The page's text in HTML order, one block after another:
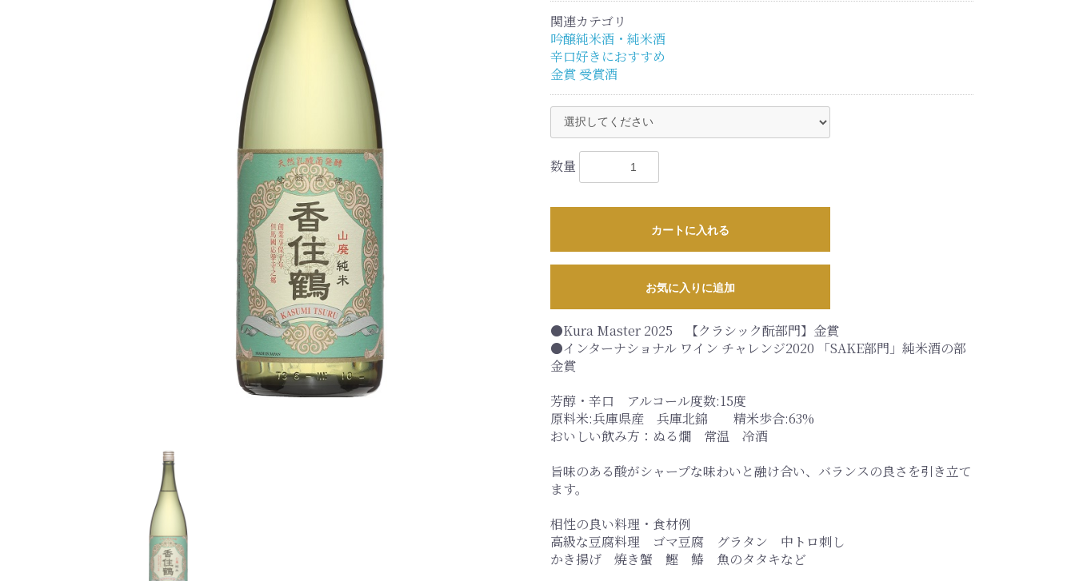
関連カテゴリ
吟醸純米酒・純米酒
辛口好きにおすすめ
金賞 受賞酒
数量
カートに入れる
お気に入りに追加
●Kura Master 2025 【クラシック酛部門】金賞
●インターナショナル ワイン チャレンジ2020 「SAKE部門」純米酒の部
金賞
芳醇・辛口 アルコール度数:15度
原料米:兵庫県産 兵庫北錦 精米歩合:63%
おいしい飲み方：ぬる燗 常温 冷酒
旨味のある酸がシャープな味わいと融け合い、バランスの良さを引き立て
ます。
相性の良い料理・食材例
高級な豆腐料理 ゴマ豆腐 グラタン 中トロ刺し
かき揚げ 焼き蟹 鰹 鰆 魚のタタキなど